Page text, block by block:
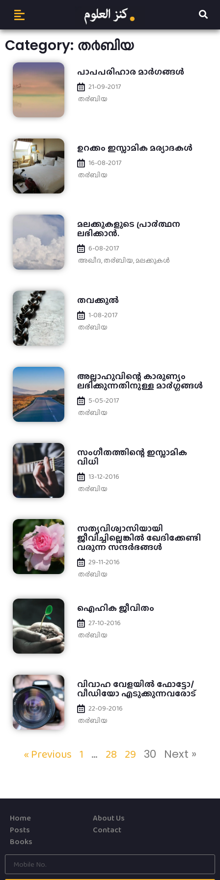
Category: ത൪ബിയ
പാപപരിഹാര മാർഗങ്ങൾ
21-09-2017
ത൪ബിയ
ഉറക്കം ഇസ്ലാമിക മര്യാദകള്‍
16-08-2017
ത൪ബിയ
മലക്കുകളുടെ പ്രാ൪ത്ഥന
ലഭിക്കാന്‍.
6-08-2017
അഖീദ, ത൪ബിയ, മലക്കുകള്‍
തവക്കുല്‍
1-08-2017
ത൪ബിയ
അല്ലാഹുവിന്റെ കാരുണ്യം
ലഭിക്കുന്നതിനുള്ള മാ൪ഗ്ഗങ്ങള്‍
5-05-2017
ത൪ബിയ
സംഗീതത്തിന്റെ ഇസ്ലാമിക
വിധി
13-12-2016
ത൪ബിയ
സത്യവിശ്വാസിയായി
ജീവിച്ചില്ലെങ്കില്‍ ഖേദിക്കേണ്ടി
വരുന്ന സന്ദര്‍ഭങ്ങള്‍
29-11-2016
ത൪ബിയ
ഐഹിക ജീവിതം
27-10-2016
ത൪ബിയ
വിവാഹ വേളയില്‍ ഫോട്ടോ/
വീഡിയോ എടുക്കുന്നവരോട്
22-09-2016
ത൪ബിയ
« Previous 1 … 28 29 30 Next »
Home
Posts
Books
About Us
Contact